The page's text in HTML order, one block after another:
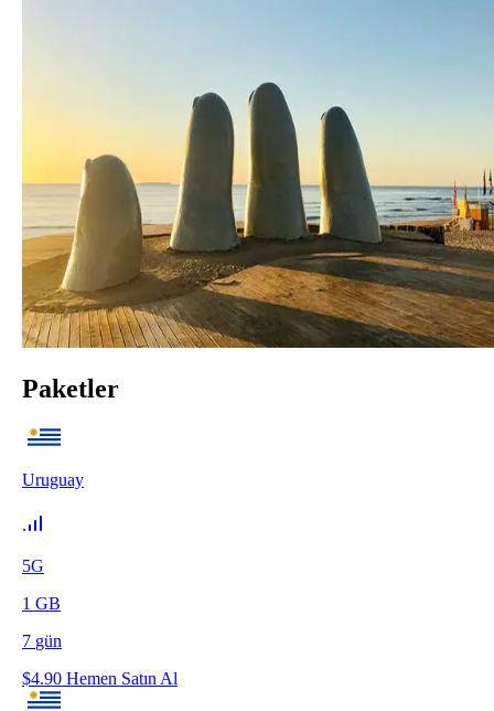
Paketler
Uruguay
5G
1 GB
7 gün
$4.90 Hemen Satın Al